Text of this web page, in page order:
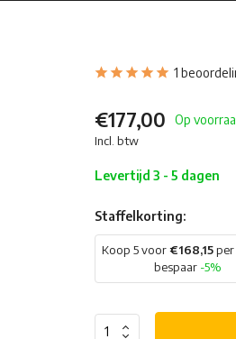
1
€177,00 Op
Incl. btw
Levertijd 3 - 5 dagen
Staffelkorting:
Koop 5 voor€168,15per
bespaar -5%